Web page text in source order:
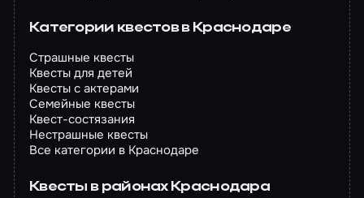
Категории квестов в Краснодаре
Страшные квесты
Квесты для детей
Квесты с актерами
Семейные квесты
Квест-состязания
Нестрашные квесты
Все категории в Краснодаре
Квесты в районах Краснодара